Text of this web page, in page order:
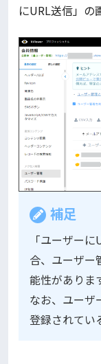
にURL送信」の
補足
「ユーザー
合、ユーザー
能性がありま
なお、ユーザ
登録されてい